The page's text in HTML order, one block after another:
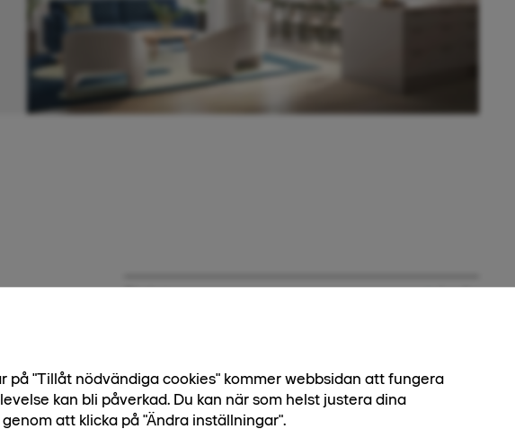
Status
Ledig
Avgift
på "Tillåt nödvändiga cookies" kommer webbsidan att fungera
kan bli påverkad. Du kan när som helst justera dina
att klicka på "Ändra inställningar".